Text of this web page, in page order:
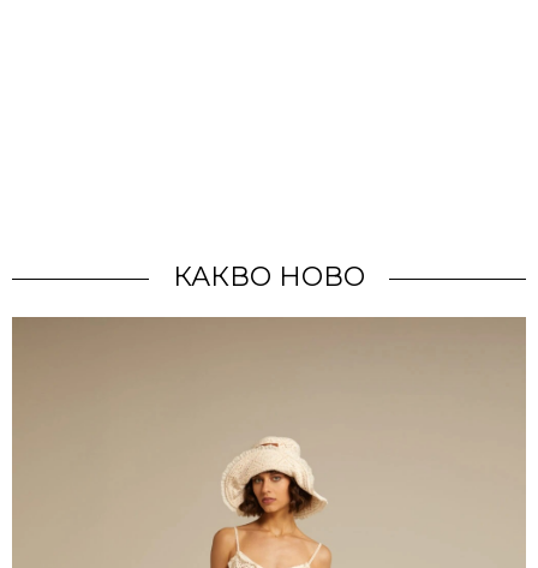
КАКВО НОВО